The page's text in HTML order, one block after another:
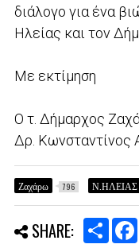
διάλογο για ένα
Ηλείας και τον
Με εκτίμηση
Ο τ. Δήμαρχος
Δρ. Κωνσταντίνος
Ζαχάρω 796 Ν.ΗΛΕΙΑΣ
SHARE:
S